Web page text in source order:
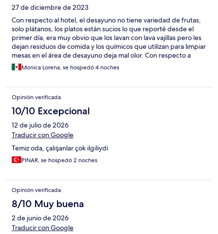
27 de diciembre de 2023
Con respecto al hotel, el desayuno no tiene variedad de frutas,
solo plátanos, los platos están sucios lo que reporté desde el
primer día, era muy obvio que los lavan con lava vajillas pero les
dejan residuos de comida y los químicos que utilizan para limpiar
mesas en el área de desayuno deja mal olor. Con respecto a
Expedía, el precio de la habitación por noche a través de
expedía es muy caro a comparación de lo que te brinda el hotel
Monica Lorena, se hospedó 4 noches
Opinión verificada
10/10 Excepcional
12 de julio de 2026
Traducir con Google
Temiz oda, çalışanlar çok ilgiliydi
PINAR, se hospedó 2 noches
Opinión verificada
8/10 Muy buena
2 de junio de 2026
Traducir con Google